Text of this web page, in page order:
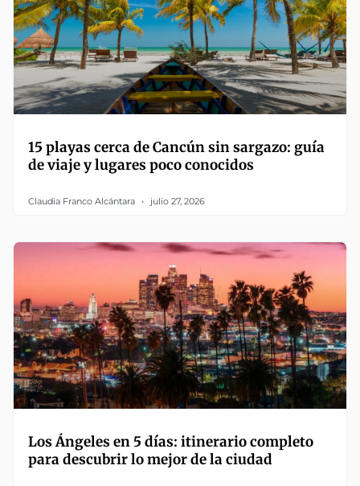
15 playas cerca de Cancún sin sargazo: guía
de viaje y lugares poco conocidos
Claudia Franco Alcántara julio 27, 2026
Los Ángeles en 5 días: itinerario completo
para descubrir lo mejor de la ciudad